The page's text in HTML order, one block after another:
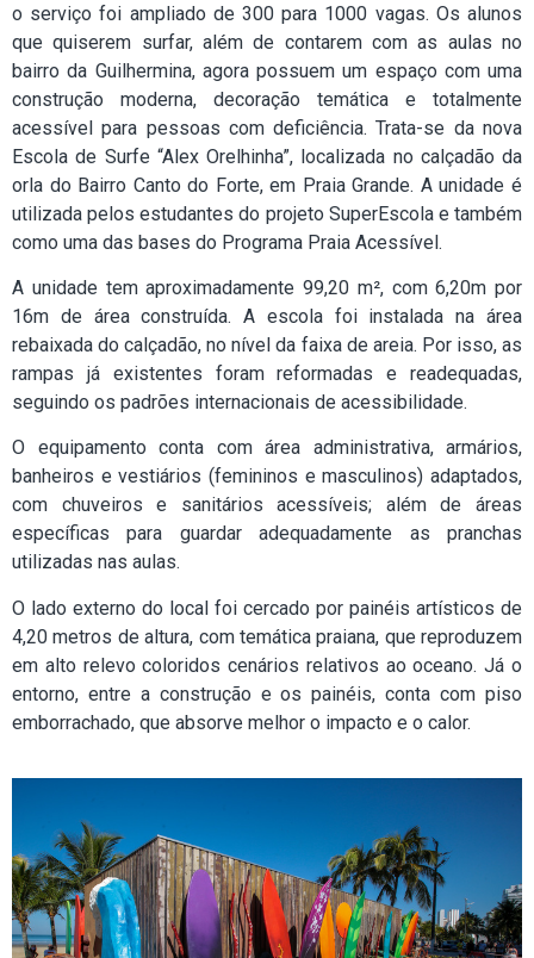
o serviço foi ampliado de 300 para 1000 vagas. Os alunos
que quiserem surfar, além de contarem com as aulas no
bairro da Guilhermina, agora possuem um espaço com uma
construção moderna, decoração temática e totalmente
acessível para pessoas com deficiência. Trata-se da nova
Escola de Surfe “Alex Orelhinha”, localizada no calçadão da
orla do Bairro Canto do Forte, em Praia Grande. A unidade é
utilizada pelos estudantes do projeto SuperEscola e também
como uma das bases do Programa Praia Acessível.
A unidade tem aproximadamente 99,20 m², com 6,20m por
16m de área construída. A escola foi instalada na área
rebaixada do calçadão, no nível da faixa de areia. Por isso, as
rampas já existentes foram reformadas e readequadas,
seguindo os padrões internacionais de acessibilidade.
O equipamento conta com área administrativa, armários,
banheiros e vestiários (femininos e masculinos) adaptados,
com chuveiros e sanitários acessíveis; além de áreas
específicas para guardar adequadamente as pranchas
utilizadas nas aulas.
O lado externo do local foi cercado por painéis artísticos de
4,20 metros de altura, com temática praiana, que reproduzem
em alto relevo coloridos cenários relativos ao oceano. Já o
entorno, entre a construção e os painéis, conta com piso
emborrachado, que absorve melhor o impacto e o calor.